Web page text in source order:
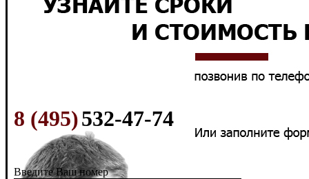
8 (495)532-47-74
Введите Ваш номер